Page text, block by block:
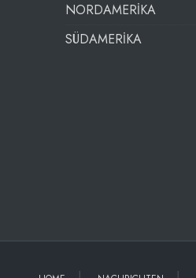
NORDAMERİKA
SÜDAMERİKA